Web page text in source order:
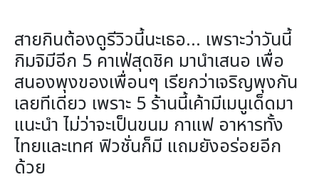
สายกินต้องดูรีวิวนี้นะเธอ… เพราะว่าวันนี้
กิมจิมีอีก 5 คาเฟ่สุดชิค มานำเสนอ เพื่อ
สนองพุงของเพื่อนๆ เรียกว่าเจริญพุงกัน
เลยทีเดียว เพราะ 5 ร้านนี้เค้ามีเมนูเด็ดมา
แนะนำ ไม่ว่าจะเป็นขนม กาแฟ อาหารทั้ง
ไทยและเทศ ฟิวชั่นก็มี แถมยังอร่อยอีก
ด้วย